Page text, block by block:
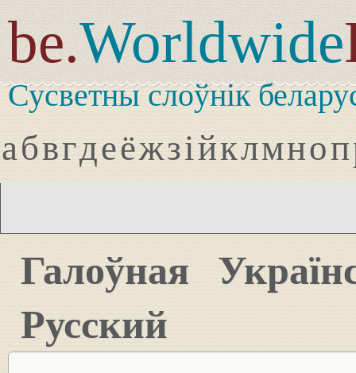
be.Worldwide
Сусветны слоўнік
абвгдеёжзійклмноп
Галоўная
Русский